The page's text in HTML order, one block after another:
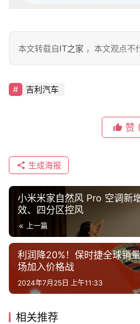
行
车
栏
吉
开
l
k
登录
本文转载自IT之家 ，本文观点不
吉利汽车
赞
生成海报
小米米家自然风 Pro 空调新
效、四分区控风
上一篇
利润降20%！保时捷全球销
场加入价格战
2024年7月25日 上午11:33
相关推荐